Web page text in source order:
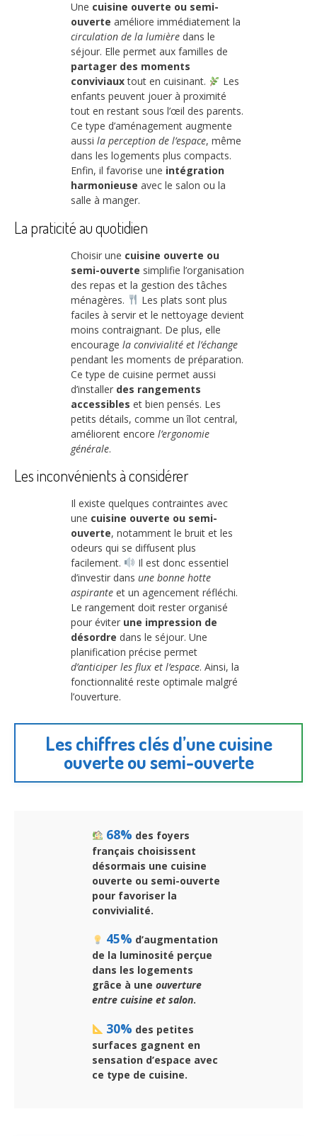
Une cuisine ouverte ou semi-
ouverte améliore immédiatement la
circulation de la lumière dans le
séjour. Elle permet aux familles de
partager des moments
conviviauxtout en cuisinant.
Les
enfants peuvent jouer à proximité
tout en restant sous l’œil des parents.
Ce type d’aménagement augmente
aussi la perception de l’espace, même
dans les logements plus compacts.
Enfin, il favorise une intégration
harmonieuse avec le salon ou la
salle à manger.
La praticité au quotidien
Choisir une cuisine ouverte ou
semi-ouverte simplifie l’organisation
des repas et la gestion des tâches
ménagères.
Les plats sont plus
faciles à servir et le nettoyage devient
moins contraignant. De plus, elle
encourage la convivialité et l’échange
pendant les moments de préparation.
Ce type de cuisine permet aussi
d’installer des rangements
accessibles et bien pensés. Les
petits détails, comme un îlot central,
améliorent encore l’ergonomie
générale.
Les inconvénients à considérer
Il existe quelques contraintes avec
une cuisine ouverte ou semi-
ouverte, notamment le bruit et les
odeurs qui se diffusent plus
facilement.
Il est donc essentiel
d’investir dans une bonne hotte
aspirante et un agencement réfléchi.
Le rangement doit rester organisé
pour éviter une impression de
désordre dans le séjour. Une
planification précise permet
d’anticiper les flux et l’espace. Ainsi, la
fonctionnalité reste optimale malgré
l’ouverture.
Les chiffres clés d’une cuisine
ouverte ou semi-ouverte
68% des foyers
français choisissent
désormais une cuisine
ouverte ou semi-ouverte
pour favoriser la
convivialité.
45% d’augmentation
de la luminosité perçue
dans les logements
grâce à une ouverture
entre cuisine et salon.
30% des petites
surfaces gagnent en
sensation d’espace avec
ce type de cuisine.